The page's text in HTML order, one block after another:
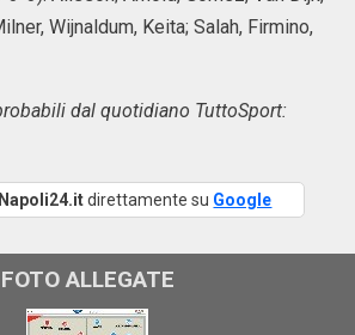
Wijnaldum, Keita; Salah, Firmino,
dal quotidiano TuttoSport:
direttamente su Google
FOTO ALLEGATE